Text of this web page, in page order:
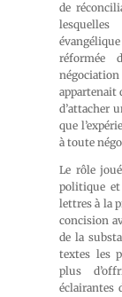
de
réformée
appartenait
d’attacher
que
à toute
Le rôle
politique
lettres à la
concision
de la
textes les
plus
éclairantes